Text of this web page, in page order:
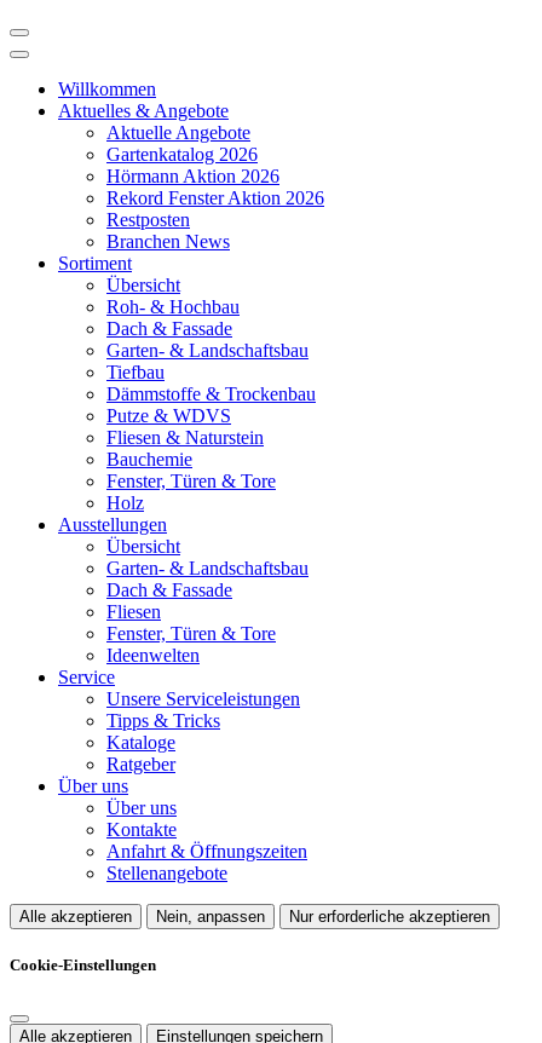
Willkommen
Aktuelles & Angebote
Aktuelle Angebote
Gartenkatalog 2026
Hörmann Aktion 2026
Rekord Fenster Aktion 2026
Restposten
Branchen News
Sortiment
Übersicht
Roh- & Hochbau
Dach & Fassade
Garten- & Landschaftsbau
Tiefbau
Dämmstoffe & Trockenbau
Putze & WDVS
Fliesen & Naturstein
Bauchemie
Fenster, Türen & Tore
Holz
Ausstellungen
Übersicht
Garten- & Landschaftsbau
Dach & Fassade
Fliesen
Fenster, Türen & Tore
Ideenwelten
Service
Unsere Serviceleistungen
Tipps & Tricks
Kataloge
Ratgeber
Über uns
Über uns
Kontakte
Anfahrt & Öffnungszeiten
Stellenangebote
Alle akzeptieren Nein, anpassen Nur erforderliche akzeptieren
Cookie-Einstellungen
Alle akzeptieren Einstellungen speichern